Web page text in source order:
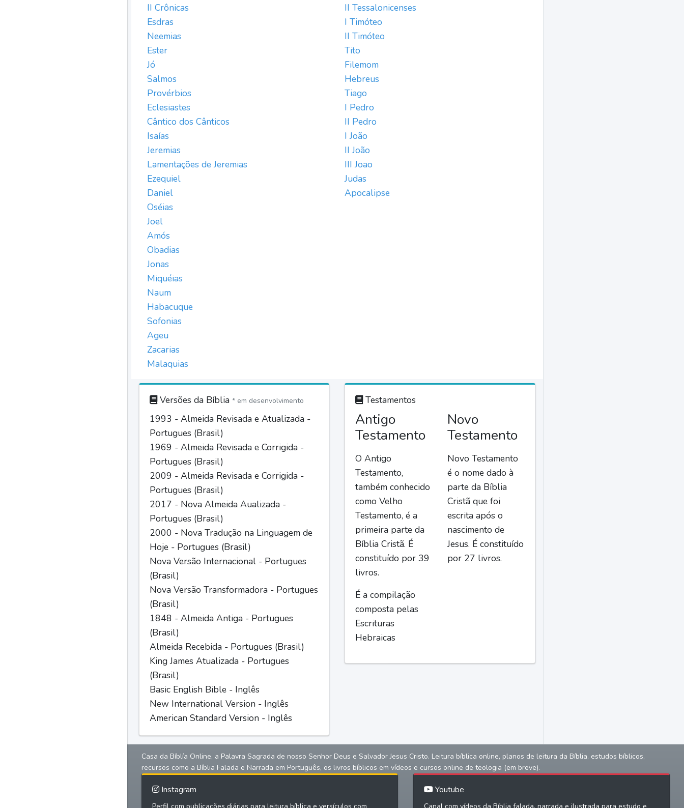
II Crônicas
Esdras
Neemias
Ester
Jó
Salmos
Provérbios
Eclesiastes
Cântico dos Cânticos
Isaías
Jeremias
Lamentações de Jeremias
Ezequiel
Daniel
Oséias
Joel
Amós
Obadias
Jonas
Miquéias
Naum
Habacuque
Sofonias
Ageu
Zacarias
Malaquias
II Tessalonicenses
I Timóteo
II Timóteo
Tito
Filemom
Hebreus
Tiago
I Pedro
II Pedro
I João
II João
III Joao
Judas
Apocalipse
Versões da Bíblia * em desenvolvimento
1993 - Almeida Revisada e Atualizada -
Portugues (Brasil)
1969 - Almeida Revisada e Corrigida -
Portugues (Brasil)
2009 - Almeida Revisada e Corrigida -
Portugues (Brasil)
2017 - Nova Almeida Aualizada -
Portugues (Brasil)
2000 - Nova Tradução na Linguagem de
Hoje - Portugues (Brasil)
Nova Versão Internacional - Portugues
(Brasil)
Nova Versão Transformadora - Portugues
(Brasil)
1848 - Almeida Antiga - Portugues
(Brasil)
Almeida Recebida - Portugues (Brasil)
King James Atualizada - Portugues
(Brasil)
Basic English Bible - Inglês
New International Version - Inglês
American Standard Version - Inglês
Testamentos
Antigo
Testamento
O Antigo
Testamento,
também conhecido
como Velho
Testamento, é a
primeira parte da
Bíblia Cristã. É
constituído por 39
livros.
É a compilação
composta pelas
Escrituras
Hebraicas
Novo
Testamento
Novo Testamento
é o nome dado à
parte da Bíblia
Cristã que foi
escrita após o
nascimento de
Jesus. É constituído
por 27 livros.
Casa da Bíblía Online, a Palavra Sagrada de nosso Senhor Deus e Salvador Jesus Cristo. Leitura bíblica online, planos de leitura da Bíblia, estudos bíblicos,
recursos como a Bíblia Falada e Narrada em Português, os livros bíblicos em vídeos e cursos online de teologia (em breve).
Instagram Youtube